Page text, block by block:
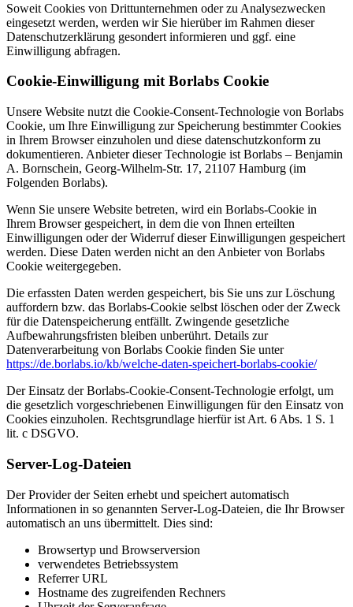
Soweit Cookies von Drittunternehmen oder zu Analysezwecken
eingesetzt werden, werden wir Sie hierüber im Rahmen dieser
Datenschutzerklärung gesondert informieren und ggf. eine
Einwilligung abfragen.
Cookie-Einwilligung mit Borlabs Cookie
Unsere Website nutzt die Cookie-Consent-Technologie von Borlabs
Cookie, um Ihre Einwilligung zur Speicherung bestimmter Cookies
in Ihrem Browser einzuholen und diese datenschutzkonform zu
dokumentieren. Anbieter dieser Technologie ist Borlabs – Benjamin
A. Bornschein, Georg-Wilhelm-Str. 17, 21107 Hamburg (im
Folgenden Borlabs).
Wenn Sie unsere Website betreten, wird ein Borlabs-Cookie in
Ihrem Browser gespeichert, in dem die von Ihnen erteilten
Einwilligungen oder der Widerruf dieser Einwilligungen gespeichert
werden. Diese Daten werden nicht an den Anbieter von Borlabs
Cookie weitergegeben.
Die erfassten Daten werden gespeichert, bis Sie uns zur Löschung
auffordern bzw. das Borlabs-Cookie selbst löschen oder der Zweck
für die Datenspeicherung entfällt. Zwingende gesetzliche
Aufbewahrungsfristen bleiben unberührt. Details zur
Datenverarbeitung von Borlabs Cookie finden Sie unter
https://de.borlabs.io/kb/welche-daten-speichert-borlabs-cookie/
Der Einsatz der Borlabs-Cookie-Consent-Technologie erfolgt, um
die gesetzlich vorgeschriebenen Einwilligungen für den Einsatz von
Cookies einzuholen. Rechtsgrundlage hierfür ist Art. 6 Abs. 1 S. 1
lit. c DSGVO.
Server-Log-Dateien
Der Provider der Seiten erhebt und speichert automatisch
Informationen in so genannten Server-Log-Dateien, die Ihr Browser
automatisch an uns übermittelt. Dies sind:
Browsertyp und Browserversion
verwendetes Betriebssystem
Referrer URL
Hostname des zugreifenden Rechners